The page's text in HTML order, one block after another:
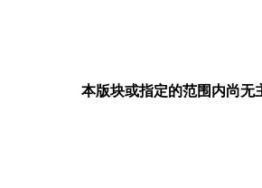
本版块或指定的范围内尚无